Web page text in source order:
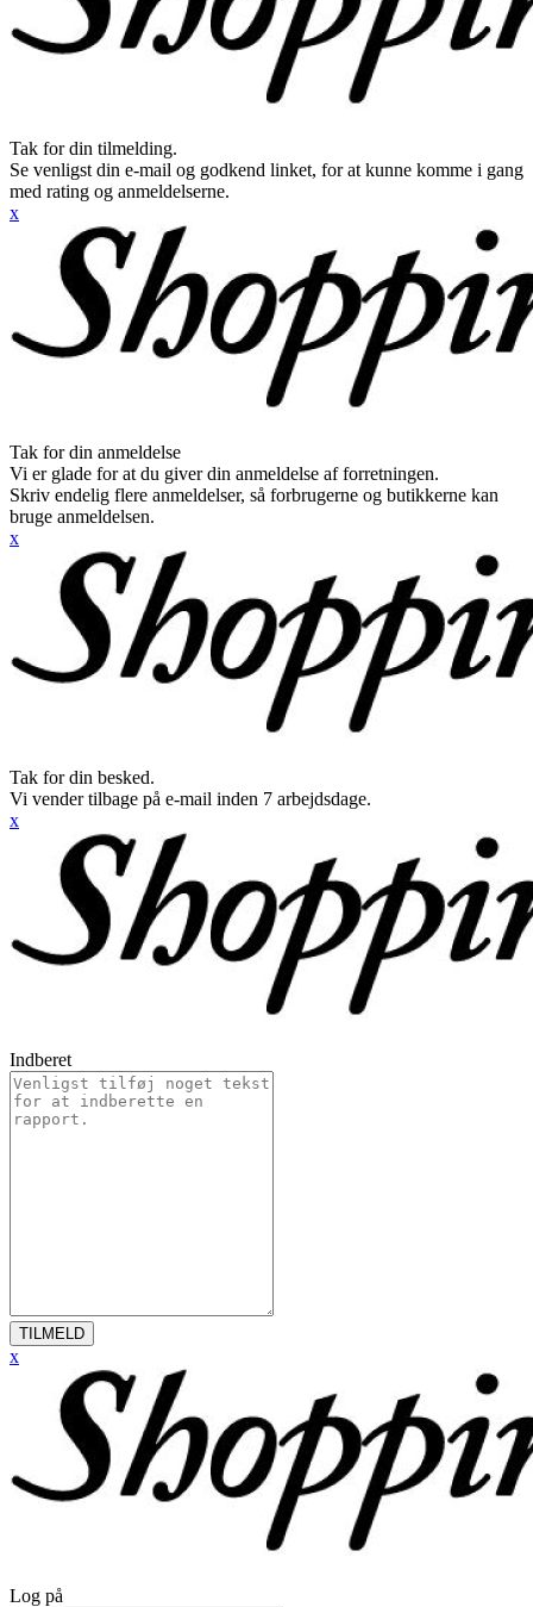
Tak for din tilmelding.
Se venligst din e-mail og godkend linket, for at kunne komme i gang
med rating og anmeldelserne.
x
Tak for din anmeldelse
Vi er glade for at du giver din anmeldelse af forretningen.
Skriv endelig flere anmeldelser, så forbrugerne og butikkerne kan
bruge anmeldelsen.
x
Tak for din besked.
Vi vender tilbage på e-mail inden 7 arbejdsdage.
x
Indberet
TILMELD
x
Log på